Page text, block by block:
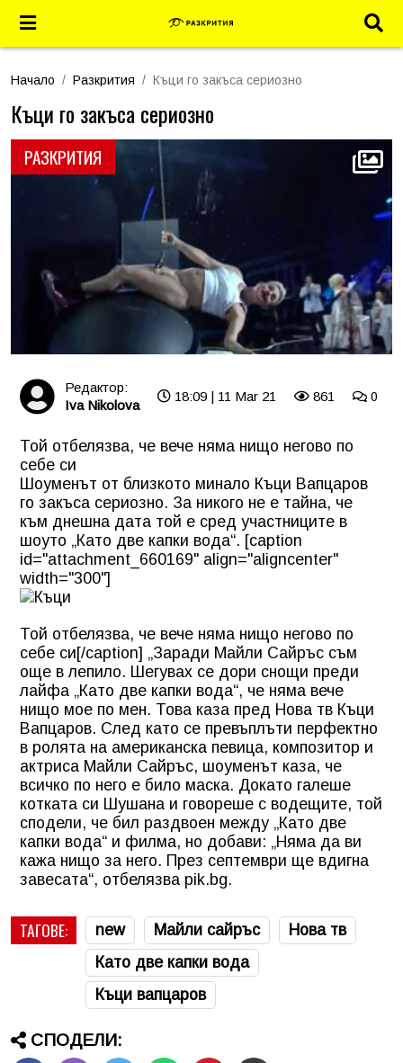
Начало Разкрития Къци го закъса сериозно
РАЗКРИТИЯ
Къци го закъса сериозно
Редактор:
Iva Nikolova
18:09 | 11 Mar 21 861 0
Той отбелязва, че вече няма нищо негово по
себе си
Шоуменът от близкото минало Къци Вапцаров
го закъса сериозно. За никого не е тайна, че
към днешна дата той е сред участниците в
шоуто „Като две капки вода“. [caption
id="attachment_660169" align="aligncenter"
width="300"]
Той отбелязва, че вече няма нищо негово по
себе си[/caption] „Заради Майли Сайръс съм
още в лепило. Шегувах се дори снощи преди
лайфа „Като две капки вода“, че няма вече
нищо мое по мен. Това каза пред Нова тв Къци
Вапцаров. След като се превъплъти перфектно
в ролята на американска певица, композитор и
актриса Майли Сайръс, шоуменът каза, че
всичко по него е било маска. Докато галеше
котката си Шушана и говореше с водещите, той
сподели, че бил раздвоен между „Като две
капки вода“ и филма, но добави: „Няма да ви
кажа нищо за него. През септември ще вдигна
завесата“, отбелязва pik.bg.
ТАГОВЕ: new Майли сайръс
Нова тв
Като две капки вода
Къци вапцаров
СПОДЕЛИ: